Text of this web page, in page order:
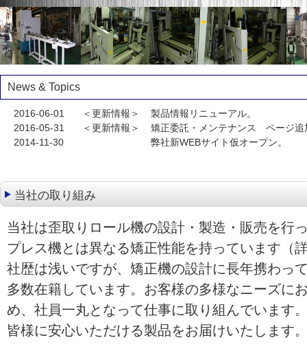
News & Topics
2016-06-01 ＜更新情報＞
製品情報リニューアル。
2016-05-31
＜更新情報＞
矯正委託・メンテナンス ページ追
2014-11-30
弊社新WEBサイト仮オープン。
当社の取り組み
当社は歪取りロール機の設計・製造・販売を行
プレス機とは異なる矯正性能を持っています（
社歴は浅いですが、矯正機の設計に長年携わっ
多数在籍しています。お客様の多様なニーズに
め、社員一丸となって仕事に取り組んでいます
皆様に安心いただける製品をお届けいたしま